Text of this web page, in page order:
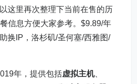
这里再次整理下当前在售的历
信息方便大家参考。$9.89/年
换IP，洛杉矶/圣何塞/西雅图/
年，提供包括虚拟主机、